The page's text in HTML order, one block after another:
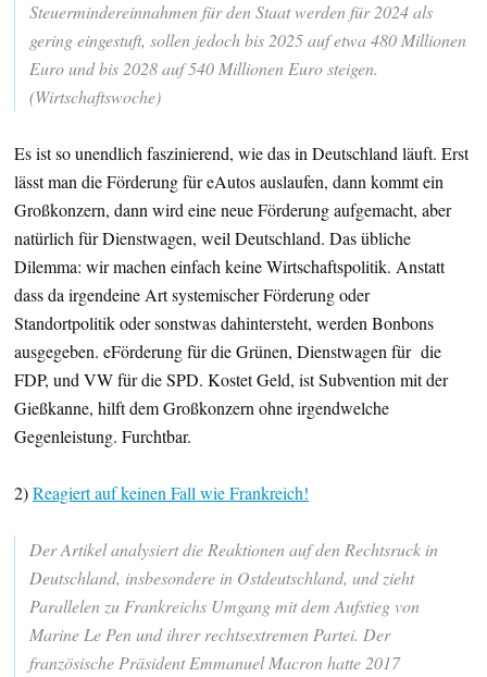
Steuermindereinnahmen für den Staat werden für 2024 als
gering eingestuft, sollen jedoch bis 2025 auf etwa 480 Millionen
Euro und bis 2028 auf 540 Millionen Euro steigen.
(Wirtschaftswoche)
Es ist so unendlich faszinierend, wie das in Deutschland läuft. Erst
lässt man die Förderung für eAutos auslaufen, dann kommt ein
Großkonzern, dann wird eine neue Förderung aufgemacht, aber
natürlich für Dienstwagen, weil Deutschland. Das übliche
Dilemma: wir machen einfach keine Wirtschaftspolitik. Anstatt
dass da irgendeine Art systemischer Förderung oder
Standortpolitik oder sonstwas dahintersteht, werden Bonbons
ausgegeben. eFörderung für die Grünen, Dienstwagen für die
FDP, und VW für die SPD. Kostet Geld, ist Subvention mit der
Gießkanne, hilft dem Großkonzern ohne irgendwelche
Gegenleistung. Furchtbar.
2)Reagiert auf keinen Fall wie Frankreich!
Der Artikel analysiert die Reaktionen auf den Rechtsruck in
Deutschland, insbesondere in Ostdeutschland, und zieht
Parallelen zu Frankreichs Umgang mit dem Aufstieg von
Marine Le Pen und ihrer rechtsextremen Partei. Der
französische Präsident Emmanuel Macron hatte 2017